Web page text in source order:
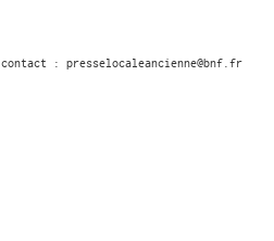
contact : presselocaleancienne@bnf.fr